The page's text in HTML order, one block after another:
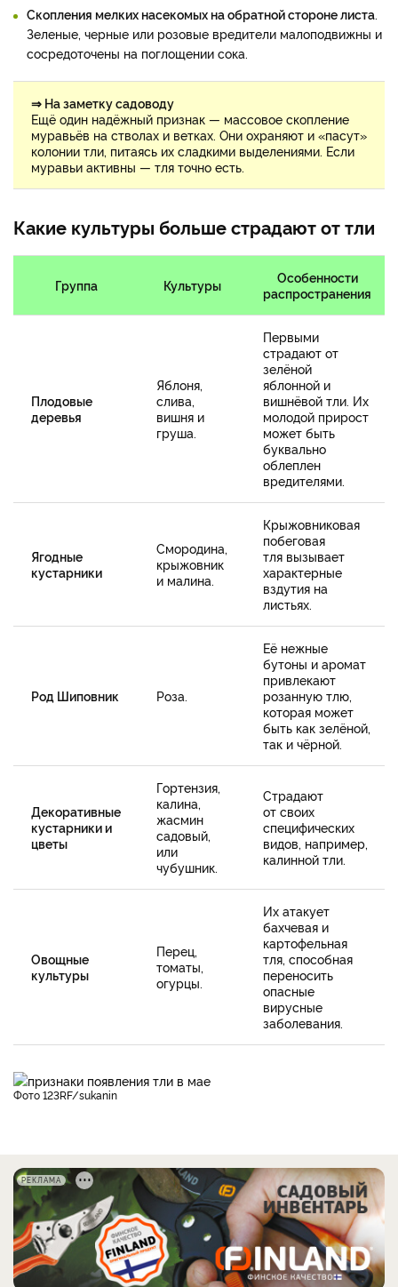
Скопления мелких насекомых на обратной стороне листа
Зеленые, черные или розовые вредители малоподвижны и
сосредоточены на поглощении сока.
⇒ На заметку садоводу
Ещё один надёжный признак — массовое скопление
муравьёв на стволах и ветках. Они охраняют и «пасут»
колонии тли, питаясь их сладкими выделениями. Если
муравьи активны — тля точно есть.
Какие культуры больше страдают от тли
Группа Культуры
Особенности
распространения
Плодовые
деревья
Яблоня,
слива,
вишня и
груша.
Первыми
страдают от
зелёной
яблонной и
вишнёвой тли. Их
молодой прирост
может быть
буквально
облеплен
вредителями.
Ягодные
кустарники
Смородина,
крыжовник
и малина.
Крыжовниковая
побеговая
тля вызывает
характерные
вздутия на
листьях.
Род Шиповник Роза.
Её нежные
бутоны и аромат
привлекают
розанную тлю,
которая может
быть как зелёной,
так и чёрной.
Декоративные
кустарники и
цветы
Гортензия,
калина,
жасмин
садовый,
или
чубушник.
Страдают
от своих
специфических
видов, например,
калинной тли.
Овощные
культуры
Перец,
томаты,
огурцы.
Их атакует
бахчевая и
картофельная
тля, способная
переносить
опасные
вирусные
заболевания.
фото 123RF/sukanin
РЕКЛАМА